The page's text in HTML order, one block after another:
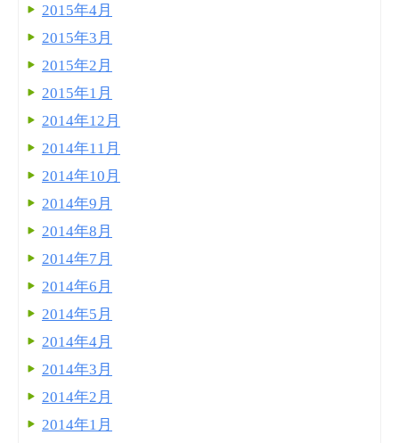
2015年4月
2015年3月
2015年2月
2015年1月
2014年12月
2014年11月
2014年10月
2014年9月
2014年8月
2014年7月
2014年6月
2014年5月
2014年4月
2014年3月
2014年2月
2014年1月